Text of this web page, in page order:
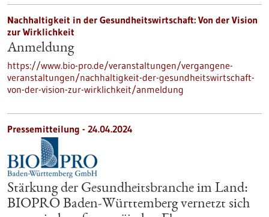
Nachhaltigkeit in der Gesundheitswirtschaft: Von der Vision
zur Wirklichkeit
Anmeldung
https://www.bio-pro.de/veranstaltungen/vergangene-
veranstaltungen/nachhaltigkeit-der-gesundheitswirtschaft-
von-der-vision-zur-wirklichkeit/anmeldung
Pressemitteilung - 24.04.2024
Stärkung der Gesundheitsbranche im Land:
BIOPRO Baden-Württemberg vernetzt sich